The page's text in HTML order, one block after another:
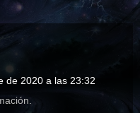
de 2020 a las 23:32